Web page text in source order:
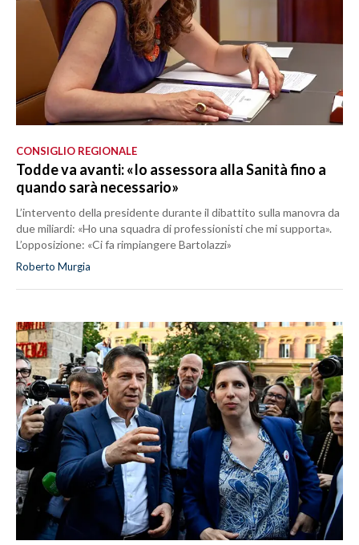
CONSIGLIO REGIONALE
Todde va avanti: «Io assessora alla Sanità fino a
quando sarà necessario»
L’intervento della presidente durante il dibattito sulla manovra da
due miliardi: «Ho una squadra di professionisti che mi supporta».
L’opposizione: «Ci fa rimpiangere Bartolazzi»
Roberto Murgia